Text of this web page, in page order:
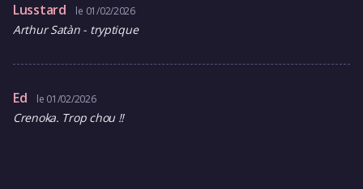
Lusstard le 01/02/2026
Arthur Satàn - tryptique
Ed le 01/02/2026
Crenoka. Trop chou !!